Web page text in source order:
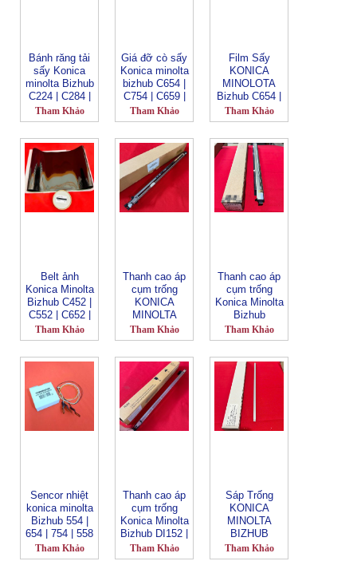
Bánh răng tải
sấy Konica
minolta Bizhub
C224 | C284 |
C364 | C221 |
C281 | C7122 |
C308 | C368 |
C458 | C558 |
C658 | 554e |
654
Tham Khảo
Giá đỡ cò sấy
Konica minolta
bizhub C654 |
C754 | C659 |
C759_FT-
1523-LBT
Tham Khảo
Film Sấy
KONICA
MINOLOTA
Bizhub C654 |
C654E | C754 |
C754E | 452 |
| 654 | 754 |
758 | 908 C458
| C558
Tham Khảo
Belt ảnh
Konica Minolta
Bizhub C452 |
C552 | C652 |
654 | 754 | C65
| C754 | 654e |
Transfer Belt
(CN996)
(CN1250)
(CN2296)
Tham Khảo
Thanh cao áp
cụm trống
KONICA
MINOLTA
BIZHUB
C6100 | C6085
611_A92WR70
31/
A92WR70300
(CN2251)
Tham Khảo
Thanh cao áp
cụm trống
Konica Minolta
Bizhub
654/754/C654/
C754/654e/754
charge unit BK
(CN724)
Tham Khảo
Sencor nhiệt
konica minolta
Bizhub 554 |
654 | 754 | 558
| 658 | 550i |
Tham Khảo
Thanh cao áp
cụm trống
Konica Minolta
Bizhub DI152 |
162 | 163 | 164
Tham Khảo
Sáp Trống
KONICA
MINOLTA
BIZHUB
C6000 | C7000
Tham Khảo